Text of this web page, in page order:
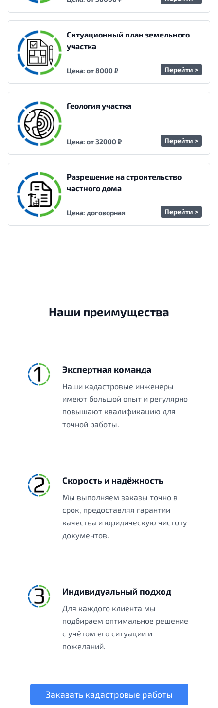
Ситуационный план земельного
участка
Цена: от 8000 ₽ Перейти >
Геология участка
Цена: от 32000 ₽ Перейти >
Разрешение на строительство
частного дома
Цена: договорная Перейти >
Наши преимущества
Экспертная команда
Наши кадастровые инженеры
имеют большой опыт и регулярно
повышают квалификацию для
точной работы.
Скорость и надёжность
Мы выполняем заказы точно в
срок, предоставляя гарантии
качества и юридическую чистоту
документов.
Индивидуальный подход
Для каждого клиента мы
подбираем оптимальное решение
с учётом его ситуации и
пожеланий.
Заказать кадастровые работы